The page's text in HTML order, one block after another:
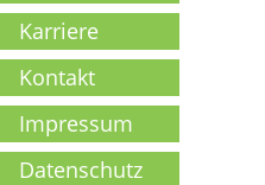
Karriere
Kontakt
Impressum
Datenschutz